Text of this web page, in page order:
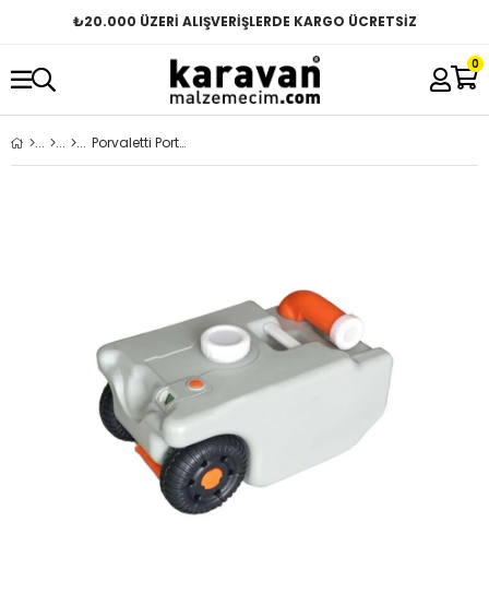
₺20.000 ÜZERİ ALIŞVERİŞLERDE KARGO ÜCRETSİZ
0
Porvaletti Portatif Tekerlekli Atık Su Tankı 25 Litre - Göstergeli